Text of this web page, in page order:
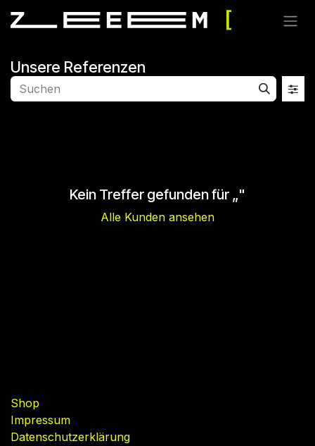
Unsere Referenzen
Kein Treffer gefunden für „"
Alle Kunden ansehen
Shop
Impressum
Datenschutzerklärung